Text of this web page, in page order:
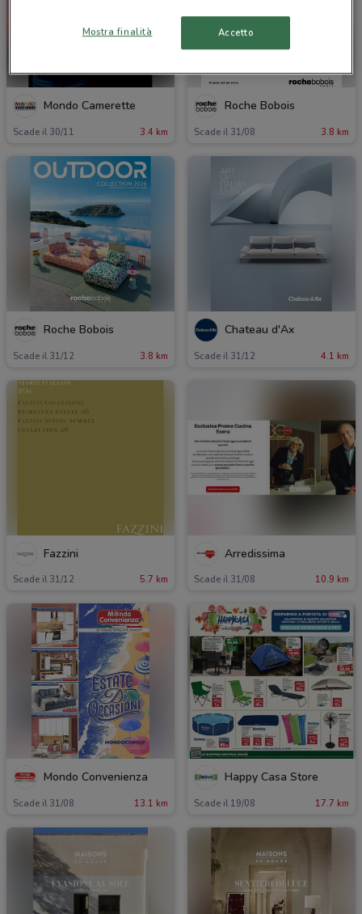
Mondo Camerette
Scade il 30/11 3.4 km
Roche Bobois
Scade il 31/08 3.8 km
Roche Bobois
Scade il 31/12 3.8 km
Chateau d'Ax
Scade il 31/12 4.1 km
Fazzini
Scade il 31/12 5.7 km
Arredissima
Scade il 31/08 10.9 km
Mondo Convenienza
Scade il 31/08 13.1 km
Happy Casa Store
Scade il 19/08 17.7 km
Mostra finalità Accetto